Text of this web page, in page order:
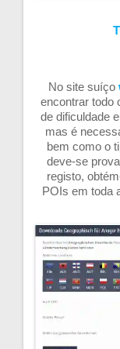
No site suíço
encontrar todo
de dificuldade
mas é
bem como o
deve-se
registo,
POIs em toda